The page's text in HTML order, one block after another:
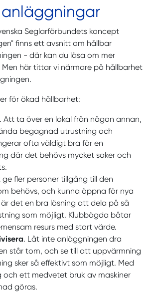
Seglarförbundets koncept
finns ett avsnitt om hållbar
- där kan du läsa om mer
Men här tittar vi närmare på hållbarhet
för ökad hållbarhet:
. Att ta över en lokal från någon annan,
begagnad utrustning och
ofta väldigt bra för en
där det behövs mycket saker och
ge fler personer tillgång till den
behövs, och kunna öppna för nya
det en bra lösning att dela på så
som möjligt. Klubbägda båtar
resurs med stort värde.
. Låt inte anläggningen dra
står tom, och se till att uppvärmning
sker så effektivt som möjligt. Med
och ett medvetet bruk av maskiner
göras.